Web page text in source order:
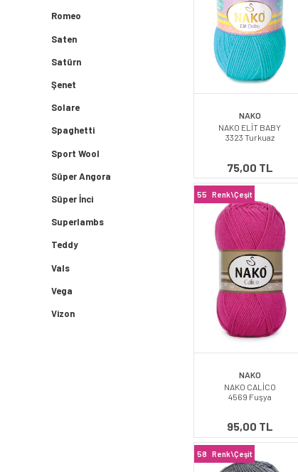
Romeo
Saten
Satürn
Şenet
Solare
Spaghetti
Sport Wool
Süper Angora
Süper İnci
Superlambs
Teddy
Vals
Vega
Vizon
NAKO
NAKO ELİT BABY
3323 Turkuaz
75,00 TL
55 Renk\Çeşit
NAKO
NAKO CALİCO
4569 Fuşya
95,00 TL
58 Renk\Çeşit